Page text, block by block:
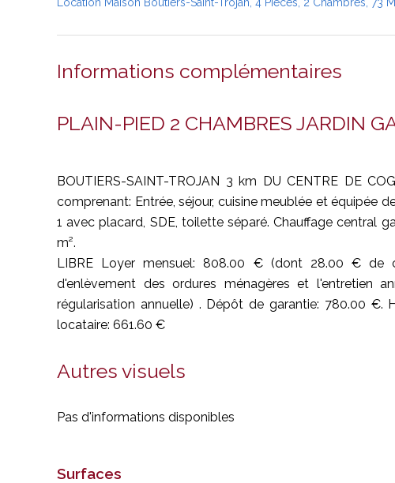
Informations complémentaires
PLAIN-PIED 2 CHAMBRES JARDIN
BOUTIERS-SAINT-TROJAN 3 km DU CENTRE DE
comprenant: Entrée, séjour, cuisine meublée et équipée
1 avec placard, SDE, toilette séparé. Chauffage central
m².
LIBRE Loyer mensuel: 808.00 € (dont 28.00 € de
d'enlèvement des ordures ménagères et l'entretien
régularisation annuelle) . Dépôt de garantie: 780.00 €.
locataire: 661.60 €
Autres visuels
Pas d'informations disponibles
Surfaces